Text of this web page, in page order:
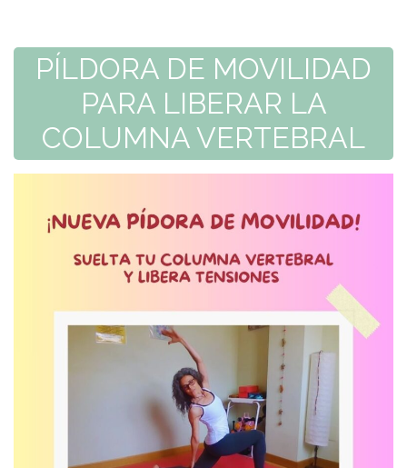
PÍLDORA DE MOVILIDAD
PARA LIBERAR LA
COLUMNA VERTEBRAL